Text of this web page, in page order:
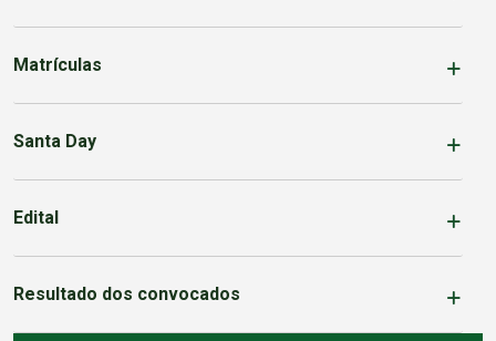
Matrículas
Santa Day
Edital
Resultado dos convocados